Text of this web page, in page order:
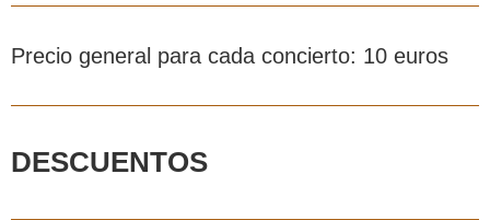
Precio general para cada concierto: 10 euros
DESCUENTOS